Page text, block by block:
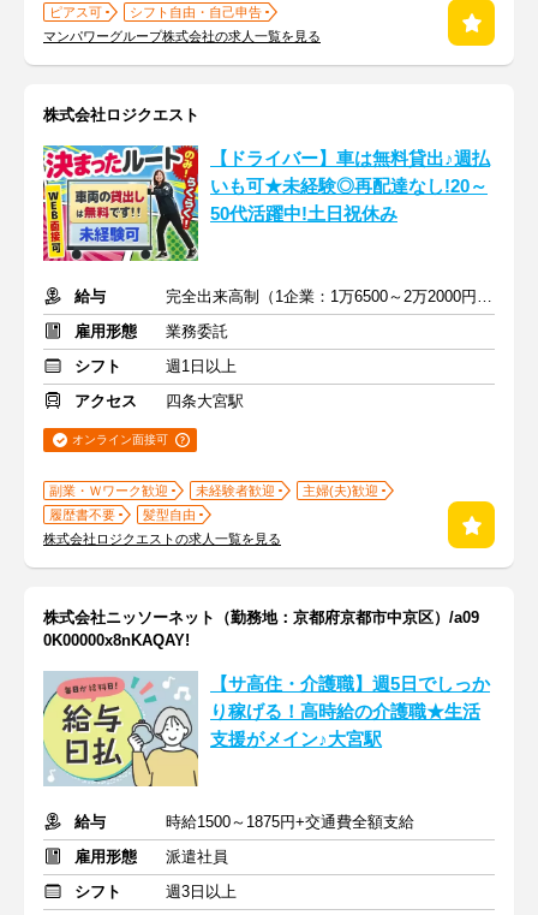
ピアス可
シフト自由・自己申告
マンパワーグループ株式会社の求人一覧を見る
株式会社ロジクエスト
【ドライバー】車は無料貸出♪週払
いも可★未経験◎再配達なし!20～
50代活躍中!土日祝休み
給与
完全出来高制（1企業：1万6500～2万2000円※1日あたり）
雇用形態
業務委託
シフト
週1日以上
アクセス
四条大宮駅
オンライン面接可
副業・Ｗワーク歓迎 未経験者歓迎
主婦(夫)歓迎
履歴書不要
髪型自由
株式会社ロジクエストの求人一覧を見る
株式会社ニッソーネット（勤務地：京都府京都市中京区）/a09
0K00000x8nKAQAY!
【サ高住・介護職】週5日でしっか
り稼げる！高時給の介護職★生活
支援がメイン♪大宮駅
給与
時給1500～1875円+交通費全額支給
雇用形態
派遣社員
シフト
週3日以上